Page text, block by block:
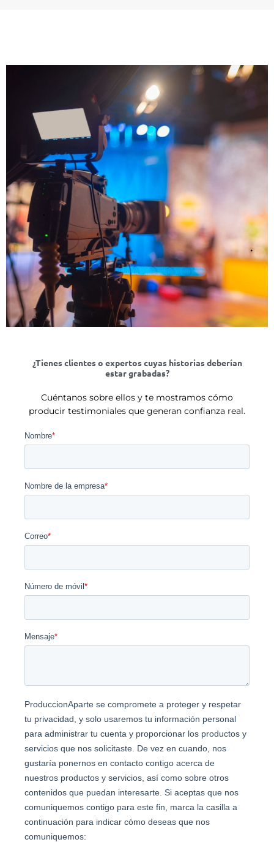
¿Tienes clientes o expertos cuyas historias deberían
estar grabadas?
Cuéntanos sobre ellos y te mostramos cómo
producir testimoniales que generan confianza real.